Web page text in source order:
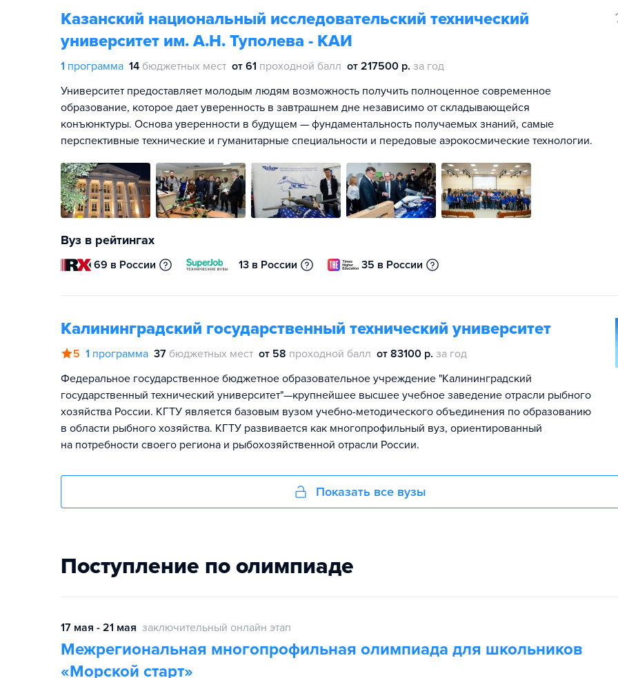
Казанский национальный исследовательский технический
университет им. А.Н. Туполева - КАИ
1 программа 14 бюджетных мест от 61 проходной балл от 217500 р. за год
Университет предоставляет молодым людям возможность получить полноценное современное
образование, которое дает уверенность в завтрашнем дне независимо от складывающейся
конъюнктуры. Основа уверенности в будущем — фундаментальность получаемых знаний, самые
перспективные технические и гуманитарные специальности и передовые аэрокосмические технологии.
Вуз в рейтингах
69 в России 13 в России 35 в России
Калининградский государственный технический университет
5 1 программа 37 бюджетных мест от 58 проходной балл от 83100 р. за год
Федеральное государственное бюджетное образовательное учреждение "Калининградский
государственный технический университет"—крупнейшее высшее учебное заведение отрасли рыбного
хозяйства России. КГТУ является базовым вузом учебно-методического объединения по образованию
в области рыбного хозяйства. КГТУ развивается как многопрофильный вуз, ориентированный
на потребности своего региона и рыбохозяйственной отрасли России.
Показать все вузы
Поступление по олимпиаде
17 мая - 21 мая заключительный онлайн этап
Межрегиональная многопрофильная олимпиада для школьников
«Морской старт»